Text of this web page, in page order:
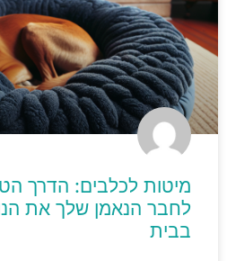
מיטות לכלבים: הדרך
לחבר הנאמן שלך את
בבית